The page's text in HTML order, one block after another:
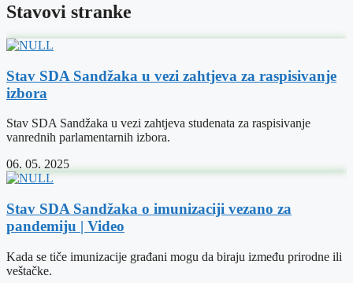
Stavovi stranke
Stav SDA Sandžaka u vezi zahtjeva za raspisivanje
izbora
Stav SDA Sandžaka u vezi zahtjeva studenata za raspisivanje
vanrednih parlamentarnih izbora.
06. 05. 2025
Stav SDA Sandžaka o imunizaciji vezano za
pandemiju | Video
Kada se tiče imunizacije građani mogu da biraju između prirodne ili
veštačke.